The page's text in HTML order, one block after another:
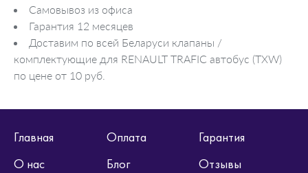
Самовывоз из офиса
Гарантия 12 месяцев
Доставим по всей Беларуси клапаны /
комплектующие для RENAULT TRAFIC автобус (TXW)
по цене от 10 руб.
Главная Оплата
Гарантия
О нас
Блог Отзывы